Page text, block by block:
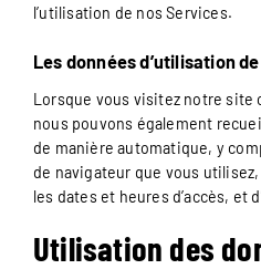
l’utilisation de nos Services.
Les données d’utilisation
Lorsque vous visitez notre site
nous pouvons également
de manière automatique, y
de navigateur que vous
les dates et heures d’accès, et
Utilisation des